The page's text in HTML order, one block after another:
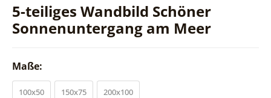
5-teiliges Wandbild Schöner
Sonnenuntergang am Meer
Maße:
100x50 150x75 200x100